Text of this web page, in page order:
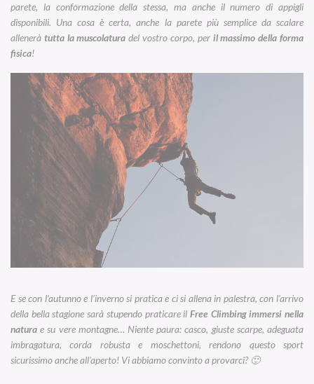
parete, la conformazione della stessa, ma anche il numero di appigli
disponibili. Una cosa è certa, anche la parete più semplice da scalare
allenerà tutta la muscolatura del vostro corpo, per il massimo della forma
fisica!
E se con l’autunno e l’inverno si pratica e ci si allena in palestra, con l’arrivo
della bella stagione sarà stupendo praticare il Free Climbing immersi nella
natura e su vere montagne… Niente paura: casco, giuste scarpe, adeguata
imbragatura, corda robusta e moschettoni, rendono questo sport
sicurissimo anche all’aperto! Vi abbiamo convinto a provarci? 🙂